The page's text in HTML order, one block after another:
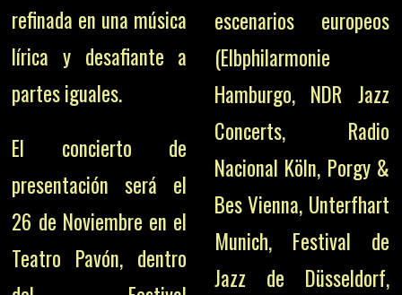
refinada en una música
lírica y desafiante a
partes iguales.
El concierto de
presentación será el
26 de Noviembre en el
Teatro Pavón, dentro
escenarios europeos
(Elbphilarmonie
Hamburgo, NDR Jazz
Concerts, Radio
Nacional Köln, Porgy &
Bes Vienna, Unterfhart
Munich, Festival de
Jazz de Düsseldorf,